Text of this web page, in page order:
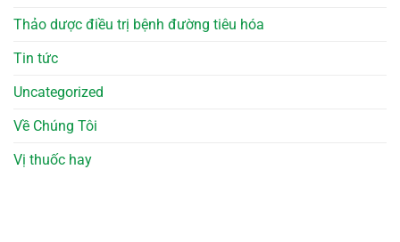
Thảo dược điều trị bệnh đường tiêu hóa
Tin tức
Uncategorized
Về Chúng Tôi
Vị thuốc hay